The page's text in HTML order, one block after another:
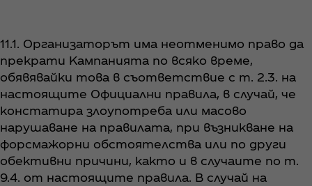
11.1. Организаторът има неотменимо право да
прекрати Кампанията по всяко време,
обявявайки това в съответствие с т. 2.3. на
настоящите Официални правила, в случай, че
констатира злоупотреба или масово
нарушаване на правилата, при възникване на
форсмажорни обстоятелства или по други
обективни причини, както и в случаите по т.
9.4. от настоящите правила. В случай на